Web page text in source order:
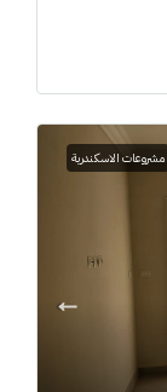
مشروعات الاسكندرية